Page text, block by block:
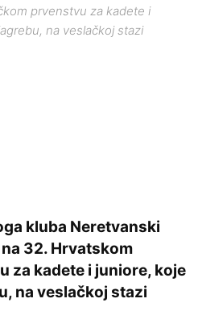
prvenstvu za kadete i
na veslačkoj stazi
kluba Neretvanski
32. Hrvatskom
za kadete i juniore, koje
na veslačkoj stazi